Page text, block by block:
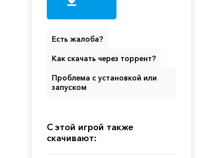
Есть жалоба?
Как скачать через торрент?
Проблема с установкой или
запуском
С этой игрой также
скачивают: